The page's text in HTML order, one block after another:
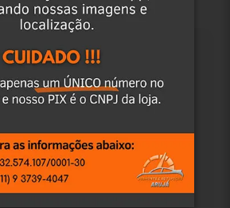
Especificações
Carro/Caminhonete
Original